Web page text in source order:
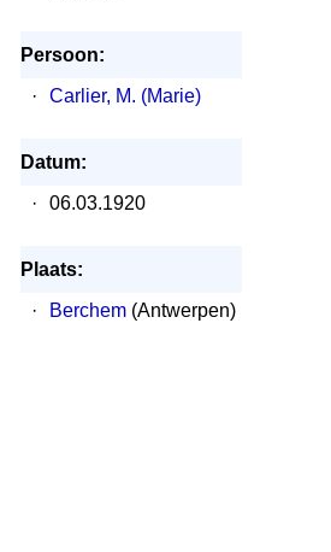
Persoon:
·
Carlier, M. (Marie)
Datum:
·
06.03.1920
Plaats:
·
Berchem(Antwerpen)